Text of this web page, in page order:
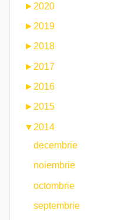
► 2020
► 2019
► 2018
► 2017
► 2016
►2015
▼ 2014
decembrie
noiembrie
octombrie
septembrie